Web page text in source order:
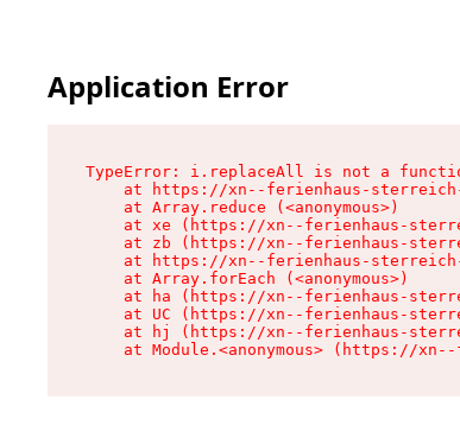
Application Error
TypeError: i.replaceAll is not a
at https://xn--ferienhaus-
    at Array.reduce (<anonymous>)
at xe (https://xn--ferienhaus-
at zb (https://xn--ferienhaus-
at https://xn--ferienhaus-
    at Array.forEach (<anonymous>)
at ha (https://xn--ferienhaus-
at UC (https://xn--ferienhaus-
at hj (https://xn--ferienhaus-
at Module.<anonymous> (https://